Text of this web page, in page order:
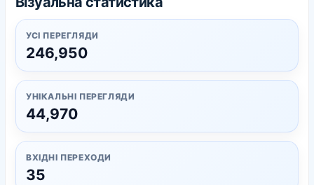
УСІ ПЕРЕГЛЯДИ
246,950
УНІКАЛЬНІ ПЕРЕГЛЯДИ
44,970
ВХІДНІ ПЕРЕХОДИ
35